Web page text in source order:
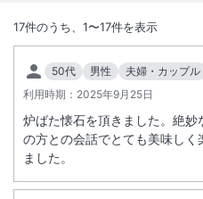
秀峰岩手山を望む展望空中露天風
けます。お祭り広場での民謡ショ
INチェックイン
15:00/ OUT チェックア
10:00
大浴場あり
17件のうち、 1〜17件を表示
50代 男性
夫婦・カップル
利用時期： 2025年9月25日
炉ばた懐石を頂きました。絶
の方との会話でとても美味しく
ました。